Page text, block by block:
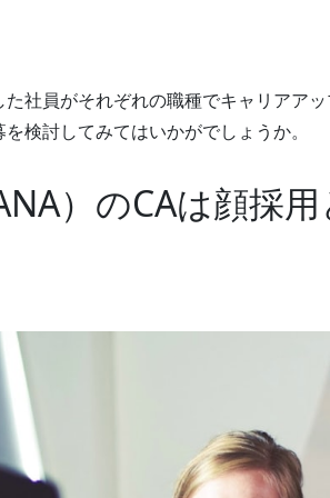
社員がそれぞれの職種でキャリアア
検討してみてはいかがでしょうか。
）のCAは顔採